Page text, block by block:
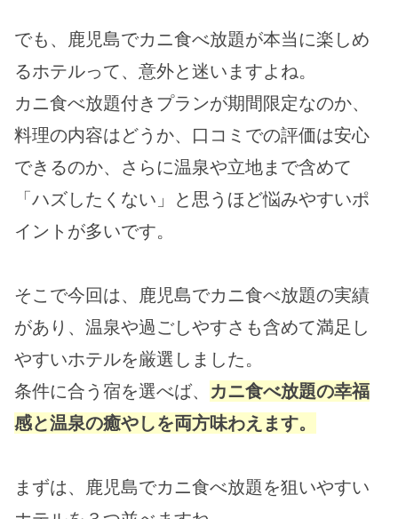
でも、鹿児島でカニ食べ放題が本当に楽しめ
るホテルって、意外と迷いますよね。
カニ食べ放題付きプランが期間限定なのか、
料理の内容はどうか、口コミでの評価は安心
できるのか、さらに温泉や立地まで含めて
「ハズしたくない」と思うほど悩みやすいポ
イントが多いです。
そこで今回は、鹿児島でカニ食べ放題の実績
があり、温泉や過ごしやすさも含めて満足し
やすいホテルを厳選しました。
条件に合う宿を選べば、 カニ食べ放題の幸福
感と温泉の癒やしを両方味わえます。
まずは、鹿児島でカニ食べ放題を狙いやすい